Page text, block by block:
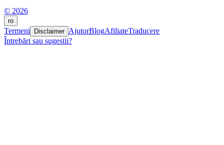
© 2026
ro
Termeni Disclaimer AjutorBlogAfiliateTraducere
Întrebări sau sugestii?